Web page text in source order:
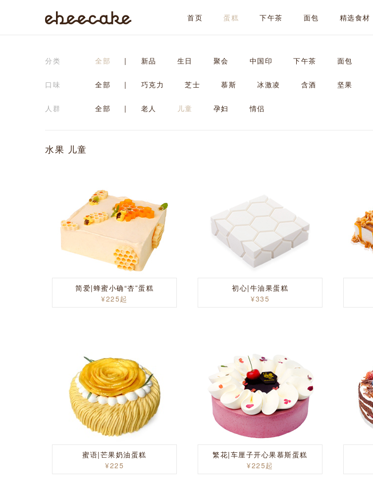
首页 蛋糕 下午茶 面包 精选食材
分类 全部 | 新品 生日 聚会 中国印 下午茶 面包
口味 全部 | 巧克力 芝士 慕斯 冰激凌 含酒 坚果
人群 全部 | 老人 儿童 孕妇 情侣
水果 儿童
简爱|蜂蜜小确“杏”蛋糕
¥225起
初心|牛油果蛋糕
¥335
蜜语|芒果奶油蛋糕
¥225
繁花|车厘子开心果慕斯蛋糕
¥225起